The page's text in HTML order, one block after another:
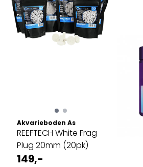
Akvarieboden As
REEFTECH White Frag
Plug 20mm (20pk)
149,-